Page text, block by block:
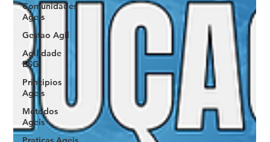
Comunidades
Ageis
Gestao Agil
Agilidade
ESG
Principios
Ageis
Metodos
Ageis